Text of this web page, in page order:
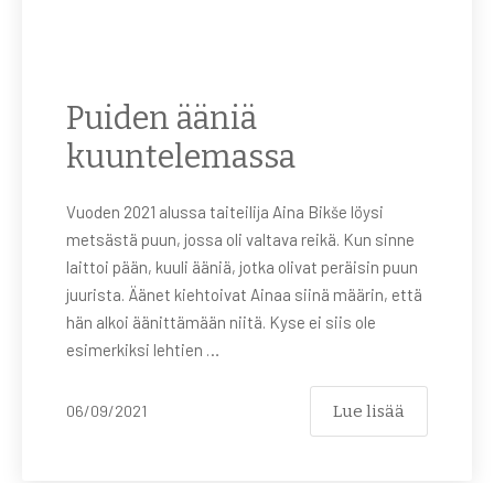
Puiden ääniä
kuuntelemassa
Vuoden 2021 alussa taiteilija Aina Bikše löysi
metsästä puun, jossa oli valtava reikä. Kun sinne
laittoi pään, kuuli ääniä, jotka olivat peräisin puun
juurista. Äänet kiehtoivat Ainaa siinä määrin, että
hän alkoi äänittämään niitä. Kyse ei siis ole
esimerkiksi lehtien …
06/09/2021 Lue lisää